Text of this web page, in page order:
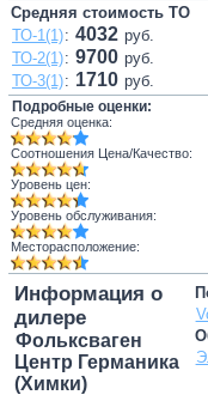
Средняя стоимость ТО
ТО-1(1): 4032 руб.
ТО-2(1): 9700 руб.
ТО-3(1): 1710 руб.
Подробные оценки:
Средняя оценка:
Соотношения Цена/Качество:
Уровень цен:
Уровень обслуживания:
Месторасположение:
Информация о
дилере
Фольксваген
Центр Германика
(Химки)